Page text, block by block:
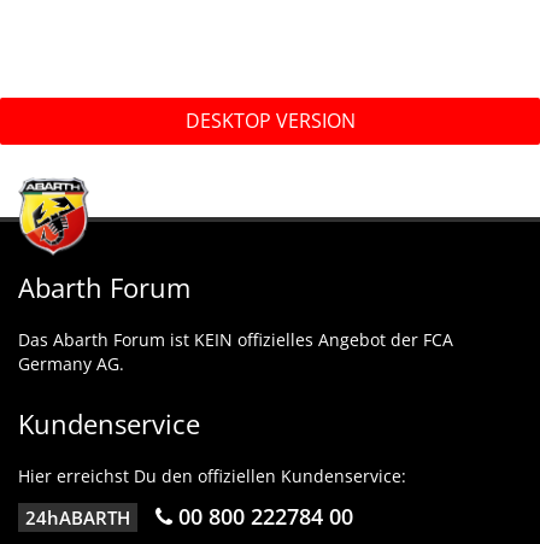
DESKTOP VERSION
Abarth Forum
Das Abarth Forum ist KEIN offizielles Angebot der FCA
Germany AG.
Kundenservice
Hier erreichst Du den offiziellen Kundenservice:
24hABARTH 00 800 222784 00